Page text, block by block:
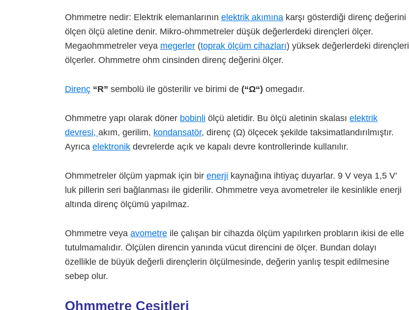
Ohmmetre nedir: Elektrik elemanlarının elektrik akımına karşı gösterdiği direnç değerini
ölçen ölçü aletine denir. Mikro-ohmmetreler düşük değerlerdeki dirençleri ölçer.
Megaohmmetreler veya megerler (toprak ölçüm cihazları) yüksek değerlerdeki dirençleri
ölçerler. Ohmmetre ohm cinsinden direnç değerini ölçer.
Direnç “R” sembolü ile gösterilir ve birimi de (“Ω“) omegadır.
Ohmmetre yapı olarak döner bobinli ölçü aletidir. Bu ölçü aletinin skalası elektrik
devresi, akım, gerilim, kondansatör, direnç (Ω) ölçecek şekilde taksimatlandırılmıştır.
Ayrıca elektronik devrelerde açık ve kapalı devre kontrollerinde kullanılır.
Ohmmetreler ölçüm yapmak için bir enerji kaynağına ihtiyaç duyarlar. 9 V veya 1,5 V’
luk pillerin seri bağlanması ile giderilir. Ohmmetre veya avometreler ile kesinlikle enerji
altında direnç ölçümü yapılmaz.
Ohmmetre veya avometre ile çalışan bir cihazda ölçüm yapılırken probların ikisi de elle
tutulmamalıdır. Ölçülen direncin yanında vücut direncini de ölçer. Bundan dolayı
özellikle de büyük değerli dirençlerin ölçülmesinde, değerin yanlış tespit edilmesine
sebep olur.
Ohmmetre Çeşitleri